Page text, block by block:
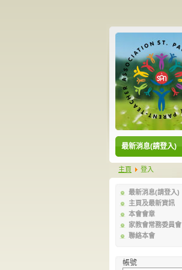
最新消息(請登入)
主頁 登入
最新消息(請登入)
主頁及最新資訊
本會會章
家教會常務委員會
聯絡本會
帳號